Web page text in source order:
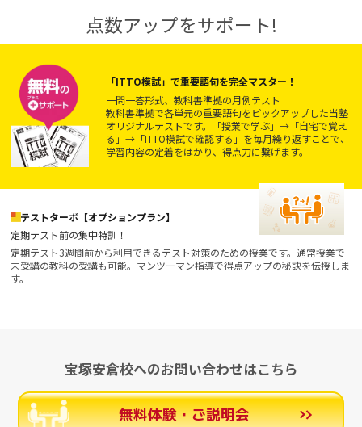
点数アップをサポート!
「ITTO模試」で重要語句を完全マスター！
一問一答形式、教科書準拠の月例テスト
教科書準拠で各単元の重要語句をピックアップした当塾
オリジナルテストです。「授業で学ぶ」→「自宅で覚え
る」→「ITTO模試で確認する」を毎月繰り返すことで、
学習内容の定着をはかり、得点力に繋げます。
テストターボ【オプションプラン】
定期テスト前の集中特訓！
定期テスト3週間前から利用できるテスト対策のための授業です。通常授業で
未受講の教科の受講も可能。マンツーマン指導で得点アップの秘訣を伝授しま
す。
宝塚安倉校へのお問い合わせはこちら
無料体験・ご説明会